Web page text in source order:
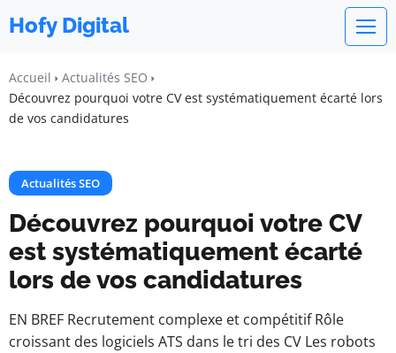
Hofy Digital
Accueil
Actualités SEO
Découvrez pourquoi votre CV est systématiquement écarté lors
de vos candidatures
Actualités SEO
Découvrez pourquoi votre CV
est systématiquement écarté
lors de vos candidatures
EN BREF Recrutement complexe et compétitif Rôle
croissant des logiciels ATS dans le tri des CV Les robots